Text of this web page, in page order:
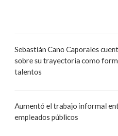
Sebastián Cano Caporales
sobre su trayectoria como
talentos
Aumentó el trabajo informal
empleados públicos